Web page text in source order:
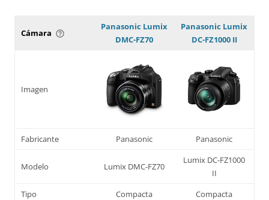
Cámara help_outline
Panasonic Lumix
DMC-FZ70
Panasonic Lumix
DC-FZ1000 II
Imagen
Fabricante Panasonic Panasonic
Modelo Lumix DMC-FZ70
Lumix DC-FZ1000
II
Tipo
Compacta
Compacta